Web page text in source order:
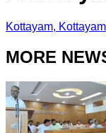
Kottayam, Kottayam
MORE